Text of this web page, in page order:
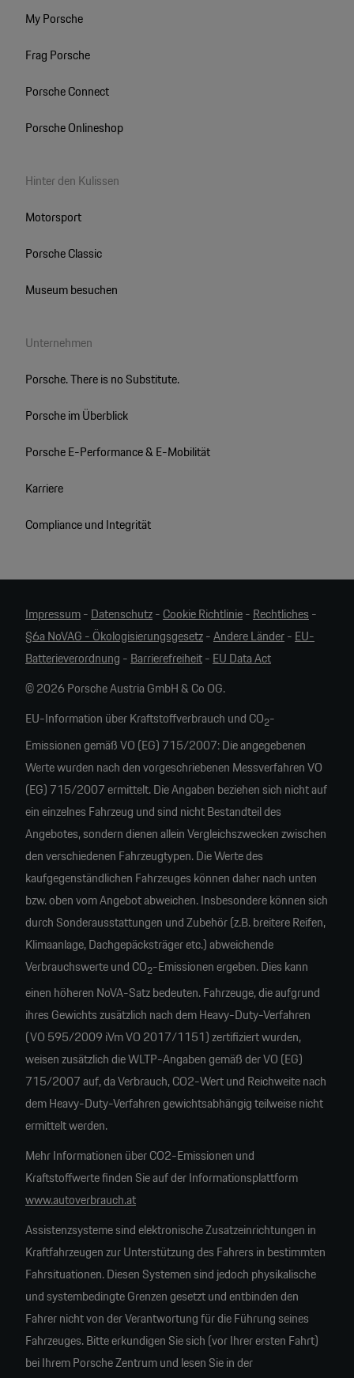
My Porsche
Frag Porsche
Porsche Connect
Porsche Onlineshop
Hinter den Kulissen
Motorsport
Porsche Classic
Museum besuchen
Unternehmen
Porsche. There is no Substitute.
Porsche im Überblick
Porsche E-Performance & E-Mobilität
Karriere
Compliance und Integrität
Impressum-Datenschutz-Cookie Richtlinie-Rechtliches-
§6a NoVAG - Ökologisierungsgesetz-Andere Länder-EU-
Batterieverordnung -Barrierefreiheit-EU Data Act
© 2026 Porsche Austria GmbH & Co OG.
EU-Information über Kraftstoffverbrauch und CO2-
Emissionen gemäß VO (EG) 715/2007: Die angegebenen
Werte wurden nach den vorgeschriebenen Messverfahren VO
(EG) 715/2007 ermittelt. Die Angaben beziehen sich nicht auf
ein einzelnes Fahrzeug und sind nicht Bestandteil des
Angebotes, sondern dienen allein Vergleichszwecken zwischen
den verschiedenen Fahrzeugtypen. Die Werte des
kaufgegenständlichen Fahrzeuges können daher nach unten
bzw. oben vom Angebot abweichen. Insbesondere können sich
durch Sonderausstattungen und Zubehör (z.B. breitere Reifen,
Klimaanlage, Dachgepäcksträger etc.) abweichende
Verbrauchswerte und CO2-Emissionen ergeben. Dies kann
einen höheren NoVA-Satz bedeuten. Fahrzeuge, die aufgrund
ihres Gewichts zusätzlich nach dem Heavy-Duty-Verfahren
(VO 595/2009 iVm VO 2017/1151) zertifiziert wurden,
weisen zusätzlich die WLTP-Angaben gemäß der VO (EG)
715/2007 auf, da Verbrauch, CO2-Wert und Reichweite nach
dem Heavy-Duty-Verfahren gewichtsabhängig teilweise nicht
ermittelt werden.
Mehr Informationen über CO2-Emissionen und
Kraftstoffwerte finden Sie auf der Informationsplattform
www.autoverbrauch.at
Assistenzsysteme sind elektronische Zusatzeinrichtungen in
Kraftfahrzeugen zur Unterstützung des Fahrers in bestimmten
Fahrsituationen. Diesen Systemen sind jedoch physikalische
und systembedingte Grenzen gesetzt und entbinden den
Fahrer nicht von der Verantwortung für die Führung seines
Fahrzeuges. Bitte erkundigen Sie sich (vor Ihrer ersten Fahrt)
bei Ihrem Porsche Zentrum und lesen Sie in der